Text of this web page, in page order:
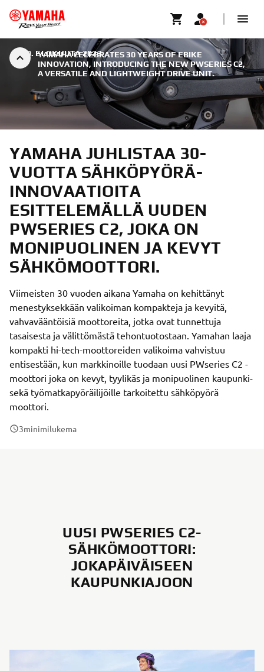
YAMAHA CELEBRATES 30 YEARS OF EBIKE
INNOVATION, INTRODUCING THE NEW PWSERIES C2,
A VERSATILE AND LIGHTWEIGHT DRIVE UNIT.
30. ELOKUUTA 2023
YAMAHA JUHLISTAA 30-
VUOTTA SÄHKÖPYÖRÄ-
INNOVAATIOITA
ESITTELEMÄLLÄ UUDEN
PWSERIES C2, JOKA ON
MONIPUOLINEN JA KEVYT
SÄHKÖMOOTTORI.
Viimeisten 30 vuoden aikana Yamaha on kehittänyt
menestyksekkään valikoiman kompakteja ja kevyitä,
vahvavääntöisiä moottoreita, jotka ovat tunnettuja
tasaisesta ja välittömästä tehontuotostaan. Yamahan laaja
kompakti hi-tech-moottoreiden valikoima vahvistuu
entisestään, kun markkinoille tuodaan uusi PWseries C2 -
moottori joka on kevyt, tyylikäs ja monipuolinen kaupunki-
sekä työmatkapyöräilijöille tarkoitettu sähköpyörä
moottori.
3minimilukema
UUSI PWSERIES C2-
SÄHKÖMOOTTORI:
JOKAPÄIVÄISEEN
KAUPUNKIAJOON